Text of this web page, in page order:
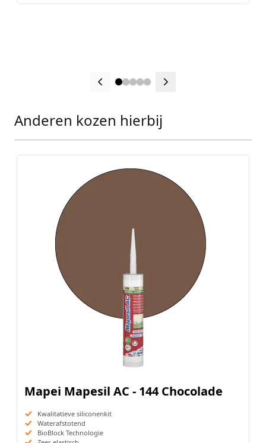
Press to skip carousel
Anderen kozen hierbij
Mapei Mapesil AC - 144 Chocolade
Kwalitatieve siliconenkit
Waterafstotend
BioBlock Technologie